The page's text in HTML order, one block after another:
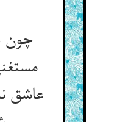
چون
عاشق